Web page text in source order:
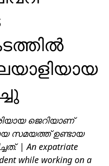
ജെറിയാണ്
സമയത്ത് ഉണ്ടായ
| An expatriate
while working on a